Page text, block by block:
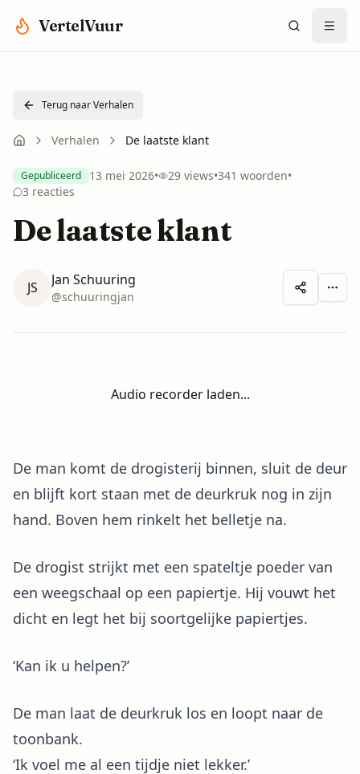
VertelVuur
Terug naar Verhalen
Verhalen De laatste klant
Gepubliceerd 13 mei 2026• 29 views•341 woorden•
3 reacties
De laatste klant
JS Jan Schuuring
@schuuringjan
Audio recorder laden...
De man komt de drogisterij binnen, sluit de deur
en blijft kort staan met de deurkruk nog in zijn
hand. Boven hem rinkelt het belletje na.
De drogist strijkt met een spateltje poeder van
een weegschaal op een papiertje. Hij vouwt het
dicht en legt het bij soortgelijke papiertjes.
‘Kan ik u helpen?’
De man laat de deurkruk los en loopt naar de
toonbank.
‘Ik voel me al een tijdje niet lekker.’